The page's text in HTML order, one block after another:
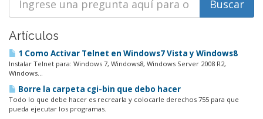
Artículos
1 Como Activar Telnet en Windows7 Vista y Windows8
Instalar Telnet para: Windows 7, Windows8, Windows Server 2008 R2,
Windows...
Borre la carpeta cgi-bin que debo hacer
Todo lo que debe hacer es recrearla y colocarle derechos 755 para que
pueda ejecutar los programas.